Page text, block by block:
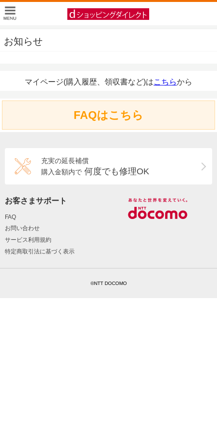
お知らせ
マイページ(購入履歴、領収書など)はこちらから
FAQはこちら
充実の延長補償
購入金額内で 何度でも修理OK
お客さまサポート
FAQ
お問い合わせ
サービス利用規約
特定商取引法に基づく表示
©NTT DOCOMO